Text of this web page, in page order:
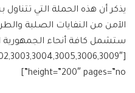
يذكر أن هذه الحملة التي
الآمن من النفايات الصلبة
ستشمل كافة أنحاء الجمهورية
height=”200″ pages=”no”]